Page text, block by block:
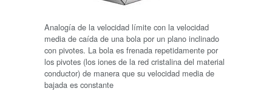
Analogía de la velocidad límite con la velocidad
media de caída de una bola por un plano inclinado
con pivotes. La bola es frenada repetidamente por
los pivotes (los iones de la red cristalina del material
conductor) de manera que su velocidad media de
bajada es constante